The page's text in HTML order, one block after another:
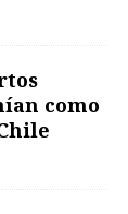
como